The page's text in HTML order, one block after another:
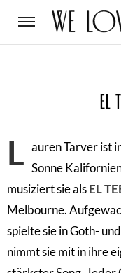
El
L auren Tarver ist
Sonne
musiziert sie alsEL
Melbourne.
spielte sie in Goth-
nimmt sie mit in ihre